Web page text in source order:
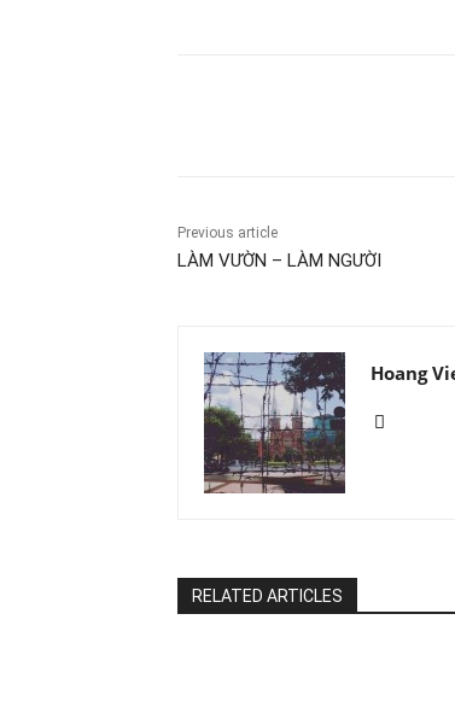
Previous article
LÀM VƯỜN – LÀM NGƯỜI
Hoang
RELATED ARTICLES